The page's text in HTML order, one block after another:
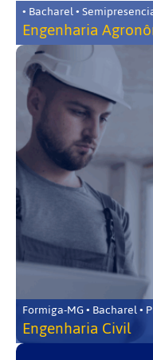
• Bacharel •
Engenharia
Formiga-MG • Bacharel •
Engenharia Civil